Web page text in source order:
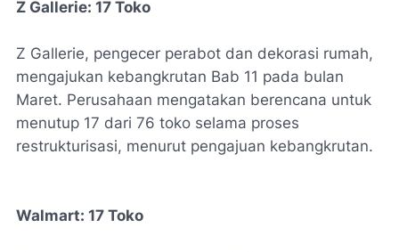
Z Gallerie: 17 Toko
Z Gallerie, pengecer perabot dan dekorasi rumah,
mengajukan kebangkrutan Bab 11 pada bulan
Maret. Perusahaan mengatakan berencana untuk
menutup 17 dari 76 toko selama proses
restrukturisasi, menurut pengajuan kebangkrutan.
Walmart: 17 Toko